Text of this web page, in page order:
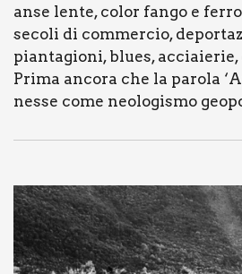
anse len­te, color fan­go e
seco­li di com­mer­cio,
pian­ta­gio­ni, blues, accia­ie­rie,
Pri­ma anco­ra che la paro­la
nes­se come neo­lo­gi­smo